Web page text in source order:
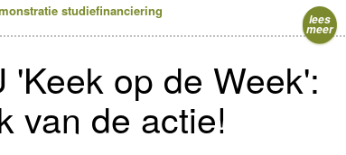
studiefinanciering
lees
meer
'Keek op de Week':
van de actie!